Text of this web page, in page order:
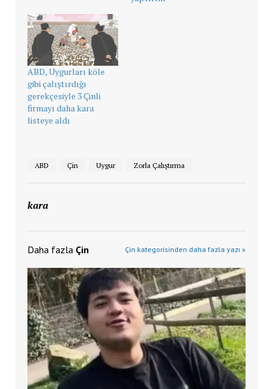
ABD, Uygurları köle
gibi çalıştırdığı
gerekçesiyle 3 Çinli
firmayı daha kara
listeye aldı
ABD Çin Uygur Zorla Çalıştırma
kara
Daha fazla Çin Çin kategorisinden daha fazla yazı »